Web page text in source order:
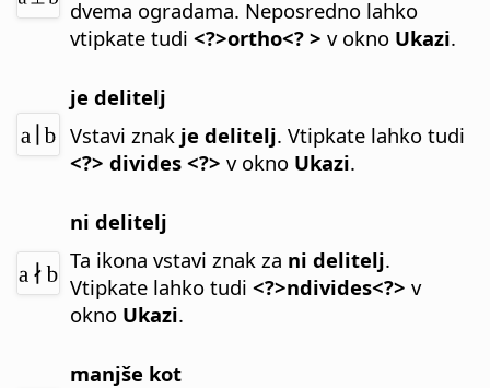
dvema ogradama. Neposredno lahko
vtipkate tudi<?>ortho<? > v okno Ukazi.
je delitelj
Vstavi znak je delitelj. Vtipkate lahko tudi
<?> divides <?> v okno Ukazi.
ni delitelj
Ta ikona vstavi znak za ni delitelj.
Vtipkate lahko tudi<?>ndivides<?> v
okno Ukazi.
manjše kot